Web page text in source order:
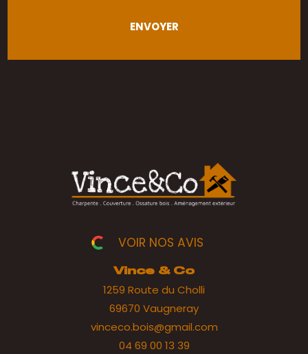
VOIR NOS AVIS
Vince & Co
1259 Route du Cholli
69670 Vaugneray
vinceco.bois@gmail.com
04 69 00 13 39